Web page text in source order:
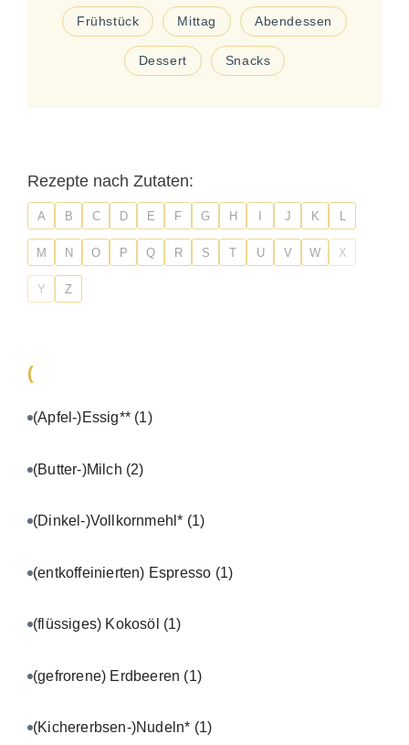
Frühstück Mittag Abendessen
Dessert Snacks
Rezepte nach Zutaten:
A B C D E F G H J K
M N O P Q R S T U V W X
Y Z
(
(Apfel-)Essig** (1)
(Butter-)Milch (2)
(Dinkel-)Vollkornmehl* (1)
(entkoffeinierten) Espresso (1)
(flüssiges) Kokosöl (1)
(gefrorene) Erdbeeren (1)
(Kichererbsen-)Nudeln* (1)